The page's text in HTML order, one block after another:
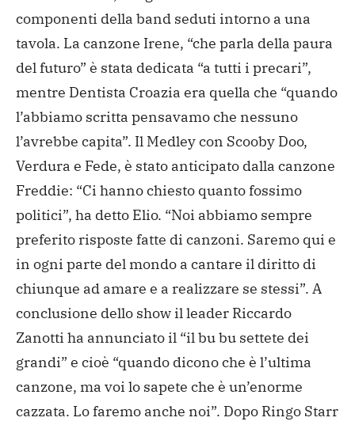
componenti della band seduti intorno a una
tavola. La canzone Irene, “che parla della paura
del futuro” è stata dedicata “a tutti i precari”,
mentre Dentista Croazia era quella che “quando
l’abbiamo scritta pensavamo che nessuno
l’avrebbe capita”. Il Medley con Scooby Doo,
Verdura e Fede, è stato anticipato dalla canzone
Freddie: “Ci hanno chiesto quanto fossimo
politici”, ha detto Elio. “Noi abbiamo sempre
preferito risposte fatte di canzoni. Saremo qui e
in ogni parte del mondo a cantare il diritto di
chiunque ad amare e a realizzare se stessi”. A
conclusione dello show il leader Riccardo
Zanotti ha annunciato il “il bu bu settete dei
grandi” e cioè “quando dicono che è l’ultima
canzone, ma voi lo sapete che è un’enorme
cazzata. Lo faremo anche noi”. Dopo Ringo Starr